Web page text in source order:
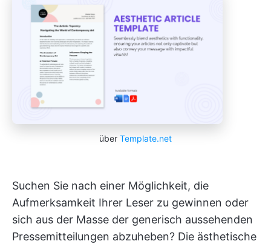
über Template.net
Suchen Sie nach einer Möglichkeit, die
Aufmerksamkeit Ihrer Leser zu gewinnen oder
sich aus der Masse der generisch aussehenden
Pressemitteilungen abzuheben? Die ästhetische